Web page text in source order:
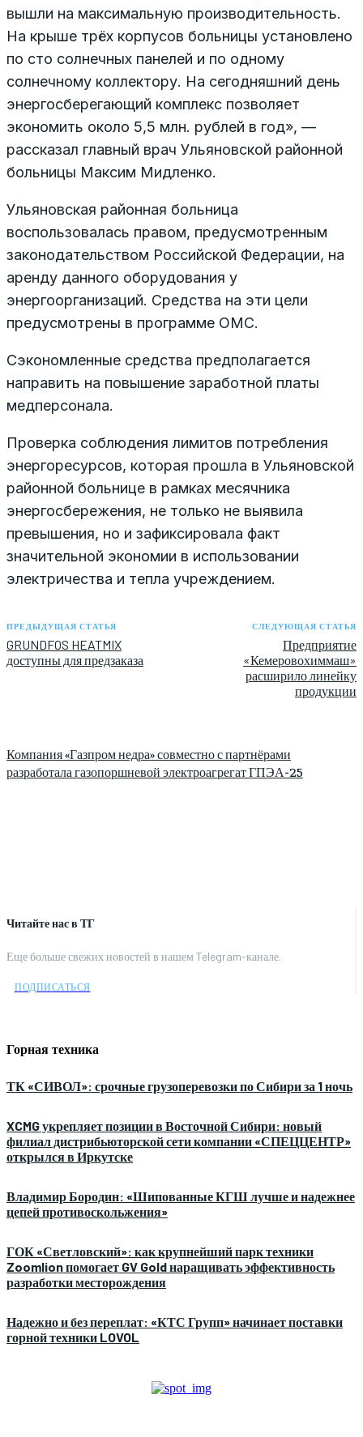
Читайте нас в ТГ
Еще больше свежих новостей в нашем Telegram-канале.
ПОДПИСАТЬСЯ
Горная техника
ТК «СИВОЛ»: срочные грузоперевозки по Сибири за 1 ночь
XCMG укрепляет позиции в Восточной Сибири: новый
филиал дистрибьюторской сети компании «СПЕЦЦЕНТР»
открылся в Иркутске
Владимир Бородин: «Шипованные КГШ лучше и надежнее
цепей противоскольжения»
ГОК «Светловский»: как крупнейший парк техники
Zoomlion помогает GV Gold наращивать эффективность
разработки месторождения
Надежно и без переплат: «КТС Групп» начинает поставки
горной техники LOVOL
вышли на максимальную производительность.
На крыше трёх корпусов больницы установлено
по сто солнечных панелей и по одному
солнечному коллектору. На сегодняшний день
энергосберегающий комплекс позволяет
экономить около 5,5 млн. рублей в год», —
рассказал главный врач Ульяновской районной
больницы Максим Мидленко.
Ульяновская районная больница
воспользовалась правом, предусмотренным
законодательством Российской Федерации, на
аренду данного оборудования у
энергоорганизаций. Средства на эти цели
предусмотрены в программе ОМС.
Сэкономленные средства предполагается
направить на повышение заработной платы
медперсонала.
Проверка соблюдения лимитов потребления
энергоресурсов, которая прошла в Ульяновской
районной больнице в рамках месячника
энергосбережения, не только не выявила
превышения, но и зафиксировала факт
значительной экономии в использовании
электричества и тепла учреждением.
ПРЕДЫДУЩАЯ СТАТЬЯ
GRUNDFOS HEATMIX
доступны для предзаказа
СЛЕДУЮЩАЯ СТАТЬЯ
Предприятие
«Кемеровохиммаш»
расширило линейку
продукции
Компания «Газпром недра» совместно с партнёрами
разработала газопоршневой электроагрегат ГПЭА-25